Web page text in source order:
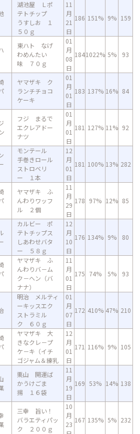
湖池屋 Ｌポ
テトチップ
うすしお １
５０ｇ
11
月
21
日
186 151% 9% 159
東ハト なげ
わめんたい
味 ７０ｇ
01
月
08
日
1841022% 5% 93
ヤマザキ ク
ランチチョコ
ケーキ
01
月
01
日
183 137% 16% 84
フジ まるで
エクレアドー
ナツ
01
月
01
日
181 127% 11% 92
モンテール
手巻きロール
ストロベリ
ー １本
12
月
01
日
181 100% 13% 282
ヤマザキ ふ
んわりワッフ
ル ２個
11
月
29
日
178 97% 12% 85
カルビー ポ
テトチップス
しあわせバタ
ー ５８ｇ
12
月
10
日
176 134% 9% 80
ヤマザキ ふ
んわりバ－ム
ク－ヘン（バ
ナナ）
11
月
01
日
175 74% 5% 93
明治 メルティ
ーキッスエク
ストラミル
ク ６０ｇ
01
月
07
日
172 410% 47% 210
ヤマザキ 大
きなクレ－プ
ケ－キ（イチ
ゴジャム＆練乳
12
月
01
日
171 116% 9% 105
栗山 開運ば
かうけごま
揚 １６袋
11
月
19
日
169 53% 14% 138
三幸 旨い！
バラエティパッ
ク ２００ｇ
10
月
23
167 135% 5% 232